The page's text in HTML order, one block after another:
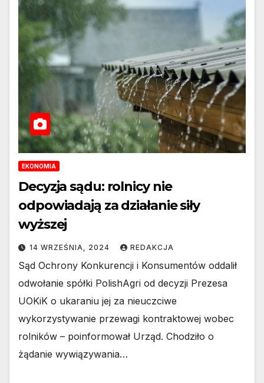
EKONOMIA
Decyzja sądu: rolnicy nie
odpowiadają za działanie siły
wyższej
14 WRZEŚNIA, 2024 REDAKCJA
Sąd Ochrony Konkurencji i Konsumentów oddalił
odwołanie spółki PolishAgri od decyzji Prezesa
UOKiK o ukaraniu jej za nieuczciwe
wykorzystywanie przewagi kontraktowej wobec
rolników – poinformował Urząd. Chodziło o
żądanie wywiązywania…